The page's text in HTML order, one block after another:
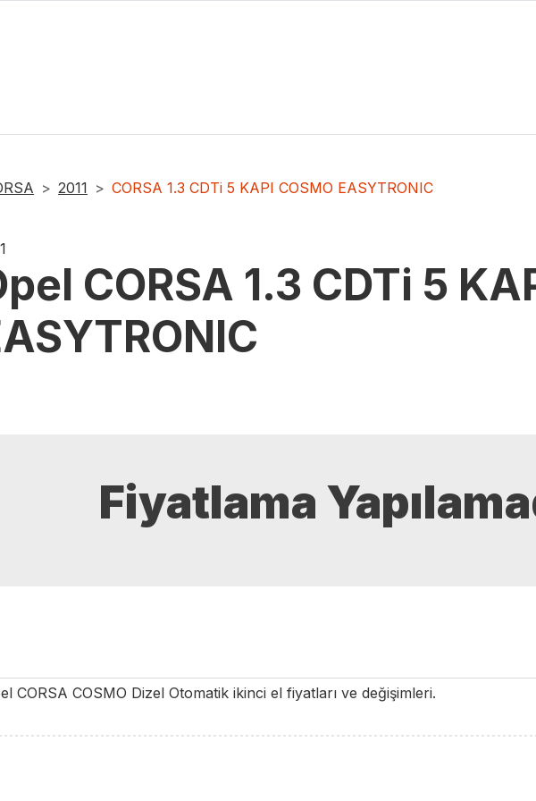
2011 CORSA 1.3 CDTi 5 KAPI COSMO EASYTRONIC
CORSA 1.3 CDTi 5
Fiyatlama
CORSA COSMO Dizel Otomatik ikinci el fiyatları ve değişimleri.